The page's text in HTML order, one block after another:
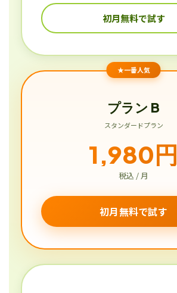
初月無料で試す
★一番人気
プラン B
スタンダードプラン
1,980円
税込 / 月
初月無料で試す